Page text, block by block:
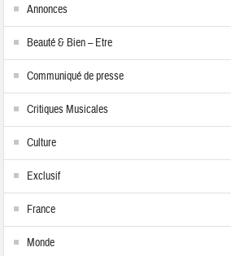
Annonces
Beauté & Bien – Etre
Communiqué de presse
Critiques Musicales
Culture
Exclusif
France
Monde